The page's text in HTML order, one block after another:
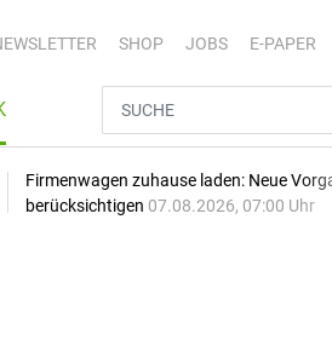
SHOP JOBS E-PAPER
Firmenwagen zuhause laden: Neue
berücksichtigen 07.08.2026, 07:00 Uhr